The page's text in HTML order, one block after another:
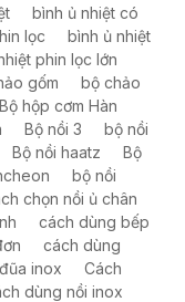
bình ủ nhiệt có
lọc
bình ủ nhiệt
phin lọc lớn
gốm
bộ chảo
Bộ hộp cơm Hàn
Bộ nồi 3
bộ nồi
Bộ nồi haatz
Bộ
bộ nồi
chọn nồi ủ chân
cách dùng bếp
cách dùng
inox
Cách
dùng nồi inox